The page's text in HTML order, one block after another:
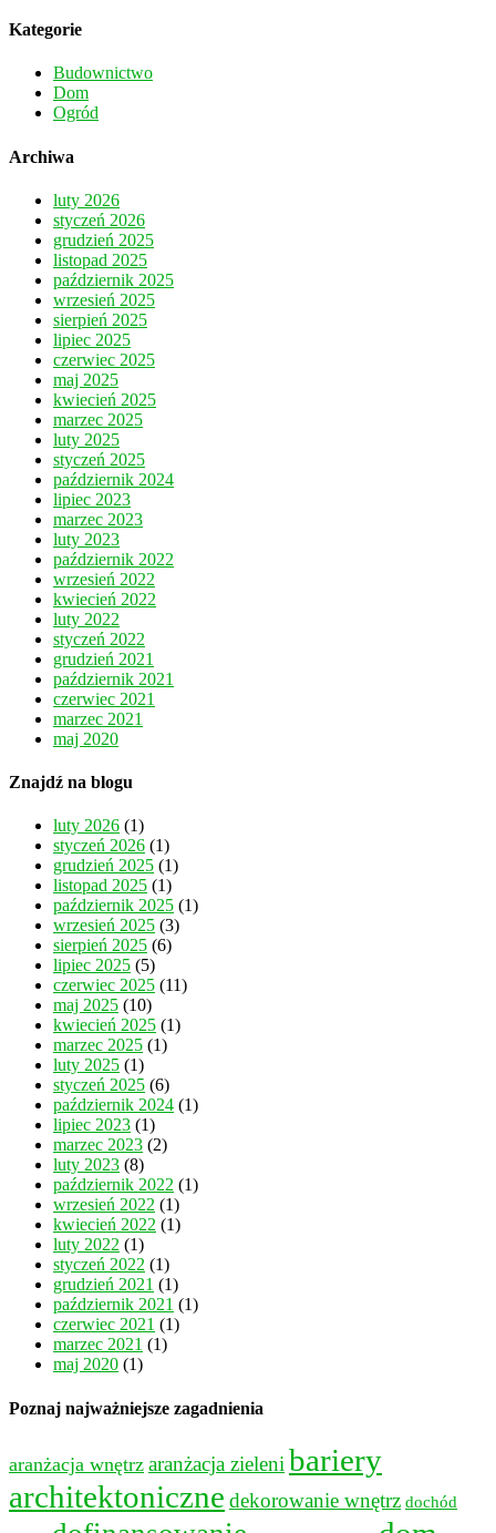
Kategorie
Budownictwo
Dom
Ogród
Archiwa
luty 2026
styczeń 2026
grudzień 2025
listopad 2025
październik 2025
wrzesień 2025
sierpień 2025
lipiec 2025
czerwiec 2025
maj 2025
kwiecień 2025
marzec 2025
luty 2025
styczeń 2025
październik 2024
lipiec 2023
marzec 2023
luty 2023
październik 2022
wrzesień 2022
kwiecień 2022
luty 2022
styczeń 2022
grudzień 2021
październik 2021
czerwiec 2021
marzec 2021
maj 2020
Znajdź na blogu
luty 2026 (1)
styczeń 2026 (1)
grudzień 2025 (1)
listopad 2025 (1)
październik 2025 (1)
wrzesień 2025 (3)
sierpień 2025 (6)
lipiec 2025 (5)
czerwiec 2025 (11)
maj 2025 (10)
kwiecień 2025 (1)
marzec 2025 (1)
luty 2025 (1)
styczeń 2025 (6)
październik 2024 (1)
lipiec 2023 (1)
marzec 2023 (2)
luty 2023 (8)
październik 2022 (1)
wrzesień 2022 (1)
kwiecień 2022 (1)
luty 2022 (1)
styczeń 2022 (1)
grudzień 2021 (1)
październik 2021 (1)
czerwiec 2021 (1)
marzec 2021 (1)
maj 2020 (1)
Poznaj najważniejsze zagadnienia
aranżacja wnętrz aranżacja zieleni bariery
architektoniczne dekorowanie wnętrz dochód